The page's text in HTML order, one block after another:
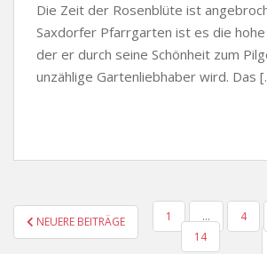
Die Zeit der Rosenblüte ist
Saxdorfer Pfarrgarten ist es die hohe
der er durch seine Schönheit zum
unzählige Gartenliebhaber wird. Das
DER
NEUERE BEITRÄGE 1 … 4
14